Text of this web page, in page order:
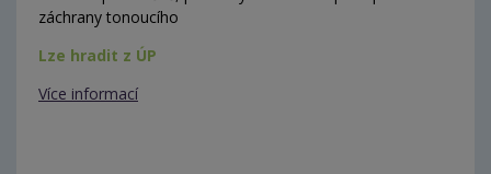
záchrany tonoucího
Lze hradit z ÚP
Více informací